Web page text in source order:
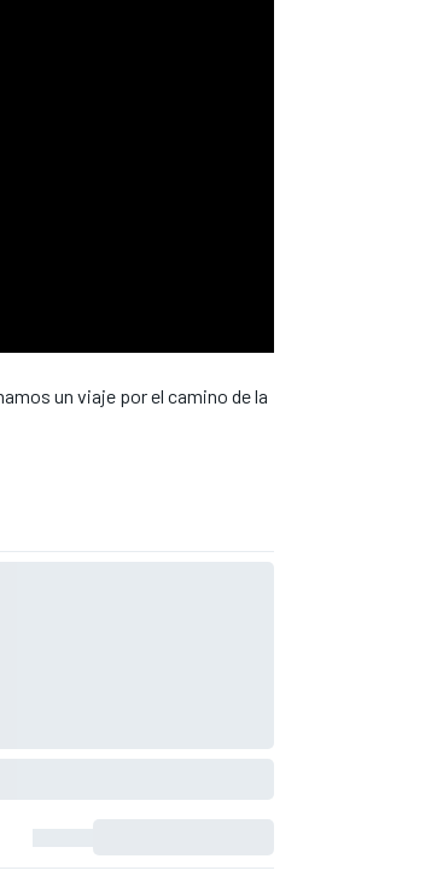
un viaje por el camino de la